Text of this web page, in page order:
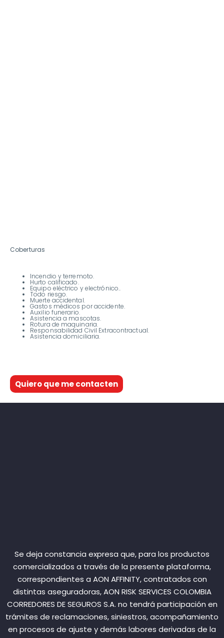
Coberturas
Incendio y terremoto.
Hurto calificado.
Equipo eléctrico y electrónico..
Todo riesgo.
Muerte accidental.
Gastos médicos por accidente.
Auxilio funerario.
Asistencia a mascotas.
Rotura de maquinaria.
Responsabilidad Civil Extracontractual.
Asistencia domiciliaria.
Quiero que me contacten
Se deja constancia expresa que, para los productos
comercializados a través de la presente plataforma,
correspondientes a AON AFFINITY, contratados con
distintas aseguradoras, AON RISK SERVICES COLOMBIA
CORREDORES DE SEGUROS S.A. no tendrá participación en
trámites de reclamaciones, siniestros, acompañamiento
en procesos de ajuste y demás labores derivadas de la